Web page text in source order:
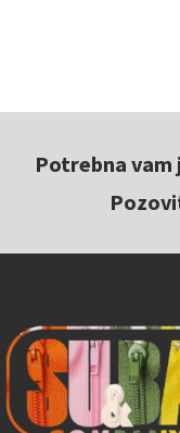
Potrebna vam